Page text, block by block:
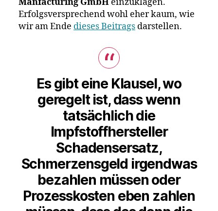
Erfolgsversprechend wohl eher kaum, wie
wir am Ende dieses Beitrags darstellen.
Es gibt eine Klausel, wo
geregelt ist, dass wenn
tatsächlich die
Impfstoffhersteller
Schadensersatz,
Schmerzensgeld irgendwas
bezahlen müssen oder
Prozesskosten eben zahlen